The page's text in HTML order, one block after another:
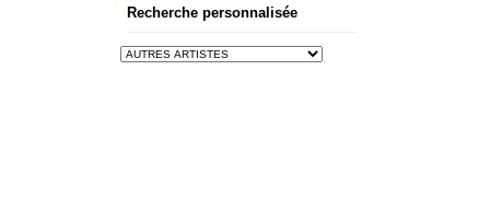
Recherche personnalisée